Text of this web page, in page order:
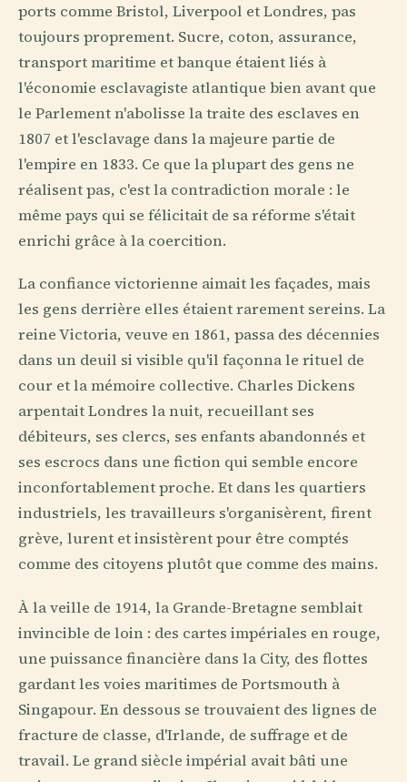
ports comme Bristol, Liverpool et Londres, pas
toujours proprement. Sucre, coton, assurance,
transport maritime et banque étaient liés à
l'économie esclavagiste atlantique bien avant que
le Parlement n'abolisse la traite des esclaves en
1807 et l'esclavage dans la majeure partie de
l'empire en 1833. Ce que la plupart des gens ne
réalisent pas, c'est la contradiction morale : le
même pays qui se félicitait de sa réforme s'était
enrichi grâce à la coercition.
La confiance victorienne aimait les façades, mais
les gens derrière elles étaient rarement sereins. La
reine Victoria, veuve en 1861, passa des décennies
dans un deuil si visible qu'il façonna le rituel de
cour et la mémoire collective. Charles Dickens
arpentait Londres la nuit, recueillant ses
débiteurs, ses clercs, ses enfants abandonnés et
ses escrocs dans une fiction qui semble encore
inconfortablement proche. Et dans les quartiers
industriels, les travailleurs s'organisèrent, firent
grève, lurent et insistèrent pour être comptés
comme des citoyens plutôt que comme des mains.
À la veille de 1914, la Grande-Bretagne semblait
invincible de loin : des cartes impériales en rouge,
une puissance financière dans la City, des flottes
gardant les voies maritimes de Portsmouth à
Singapour. En dessous se trouvaient des lignes de
fracture de classe, d'Irlande, de suffrage et de
travail. Le grand siècle impérial avait bâti une